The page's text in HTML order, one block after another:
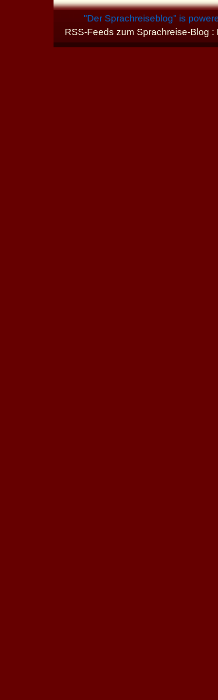
"Der Sprachreiseblog" is
RSS-Feeds zum Sprachreise-Blog :